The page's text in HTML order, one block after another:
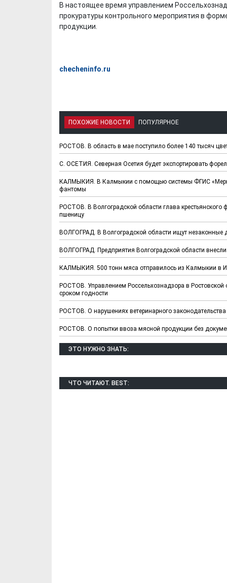
В настоящее время управлением
прокуратуры контрольного мероприятия в
продукции.
checheninfo.ru
ПОХОЖИЕ НОВОСТИ ПОПУЛЯРНОЕ
РОСТОВ. В область в мае поступило более 140 тысяч
С. ОСЕТИЯ. Северная Осетия будет экспортировать
КАЛМЫКИЯ. В Калмыкии с помощью системы ФГИС
фантомы
РОСТОВ. В Волгоградской области глава крестьянского
пшеницу
ВОЛГОГРАД. В Волгоградской области ищут незаконные
ВОЛГОГРАД. Предприятия Волгоградской области
КАЛМЫКИЯ. 500 тонн мяса отправилось из Калмыкии в
РОСТОВ. Управлением Россельхознадзора в
сроком годности
РОСТОВ. О нарушениях ветеринарного
РОСТОВ. О попытки ввоза мясной продукции без
ЭТО НУЖНО ЗНАТЬ:
ЧТО ЧИТАЮТ. BEST:
Х. Гапураев. Капкан
из романа «1овда»)
ЧЕЧНЯ. А.